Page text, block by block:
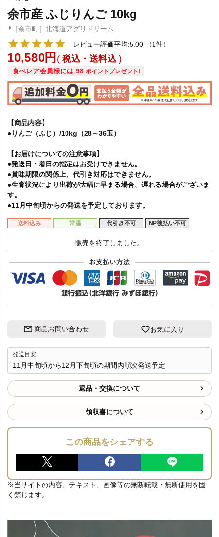
余市産 ふじりんご 10kg
［余市町］北海道アグリドリーム
レビュー評価平均:5.00
（1件）
10,580 税込・送料込
食べレア会員様には 98 ポイントプレゼント!
【商品内容】
●りんご（ふじ）/10kg（28～36玉）
【お届けについての注意事項】
●発送日・着日の指定はお受けできません。
●賞味期限の関係上、代引き対応はできません。
●生育状況により出荷が大幅に早まる場合、遅れる場合がございま
す。
●11月中旬頃からの発送を予定しております。
送料込み 常温 代引き不可 NP後払い不可
販売を終了しました。
商品お問い合わせ お気に入り
発送目安
11月中旬頃から12月下旬頃の期間内順次発送予定
返品・交換について
領収書について
この商品をシェアする
※当サイトの内容、テキスト、画像等の無断転載・無断使用を固
く禁じます。